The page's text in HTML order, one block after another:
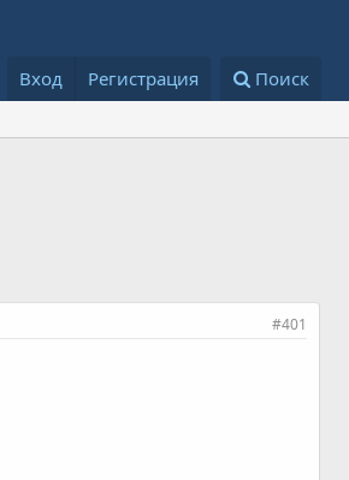
Вход Регистрация Поиск
#401